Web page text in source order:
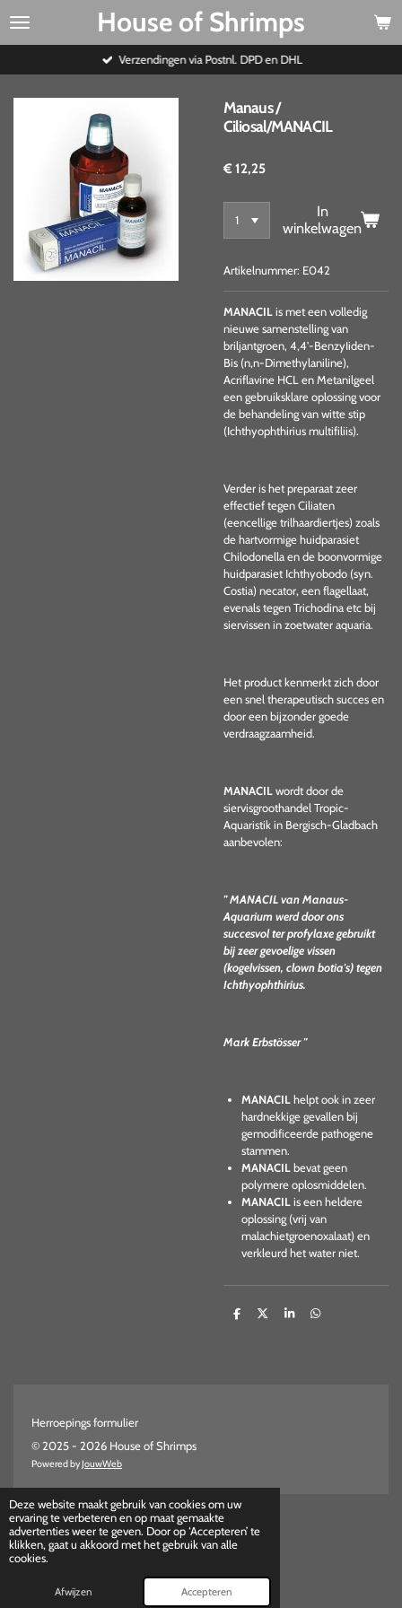
Deze website maakt gebruik van cookies om uw
ervaring te verbeteren en op maat gemaakte
advertenties weer te geven. Door op ‘Accepteren’ te
klikken, gaat u akkoord met het gebruik van alle
cookies.
Afwijzen Accepteren
Ga
House of Shrimps
Verzendingen via Postnl. DPD en DHL
Manaus /
Ciliosal/MANACIL
€ 12,25
In
winkelwagen
Artikelnummer: E042
MANACILis met een volledig
nieuwe samenstelling van
briljantgroen, 4,4'-BenzyIiden-
Bis (n,n-Dimethylaniline),
Acriflavine HCL en Metanilgeel
een gebruiksklare oplossing voor
de behandeling van witte stip
(Ichthyophthirius multifiliis).
Verder is het preparaat zeer
effectief tegen Ciliaten
(eencellige trilhaardiertjes) zoals
de hartvormige huidparasiet
Chilodonella en de boonvormige
huidparasiet Ichthyobodo (syn.
Costia) necator, een flagellaat,
evenals tegen Trichodina etc bij
siervissen in zoetwater aquaria.
Het product kenmerkt zich door
een snel therapeutisch succes en
door een bijzonder goede
verdraagzaamheid.
MANACILwordt door de
siervisgroothandel Tropic-
Aquaristik in Bergisch-Gladbach
aanbevolen:
" MANACIL van Manaus-
Aquarium werd door ons
succesvol ter profylaxe gebruikt
bij zeer gevoelige vissen
(kogelvissen, clown botia's) tegen
Ichthyophthirius.
Mark Erbstösser "
MANACIL helpt ook in zeer
hardnekkige gevallen bij
gemodificeerde pathogene
stammen.
MANACIL bevat geen
polymere oplosmiddelen.
MANACIL is een heldere
oplossing (vrij van
malachietgroenoxalaat) en
verkleurd het water niet.
D
D
S
D
Herroepings formulier
© 2025 - 2026 House of Shrimps
Powered by JouwWeb